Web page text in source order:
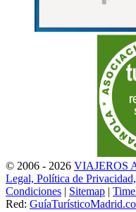
© 2006 - 2026 VIAJEROS
Legal, Política de
Condiciones | Sitemap |
Red: